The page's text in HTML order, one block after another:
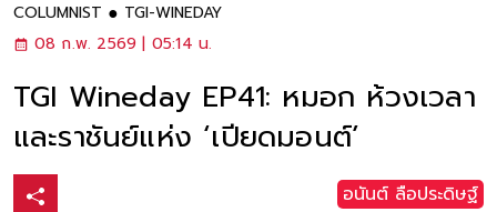
COLUMNIST
TGI-WINEDAY
08 ก.พ. 2569 | 05:14 น.
TGI Wineday EP41: หมอก ห้วงเวลา
และราชันย์แห่ง ‘เปียดมอนต์’
อนันต์ ลือประดิษฐ์